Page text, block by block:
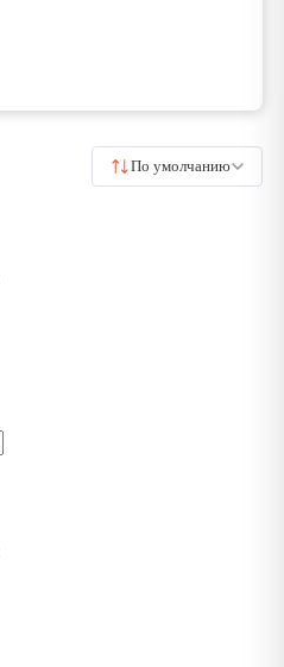
По умолчанию